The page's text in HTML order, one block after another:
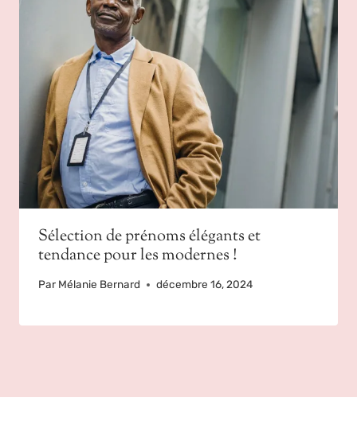
Sélection de prénoms élégants et
tendance pour les modernes !
Par Mélanie Bernard décembre 16, 2024